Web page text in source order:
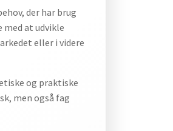
der har brug
at udvikle
eller i videre
og praktiske
men også fag